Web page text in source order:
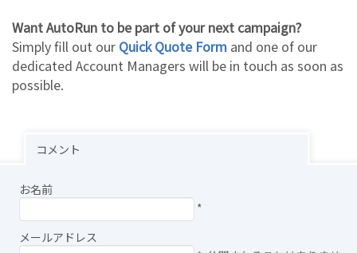
Want AutoRun to be part of your next campaign?
Simply fill out our Quick Quote Form and one of our
dedicated Account Managers will be in touch as soon as
possible.
コメント
お名前
*
メールアドレス